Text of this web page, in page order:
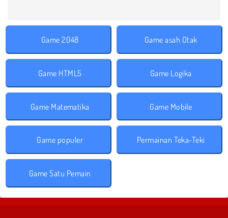
Game 2048 Game asah Otak
Game HTML5 Game Logika
Game Matematika Game Mobile
Game populer Permainan Teka-Teki
Game Satu Pemain